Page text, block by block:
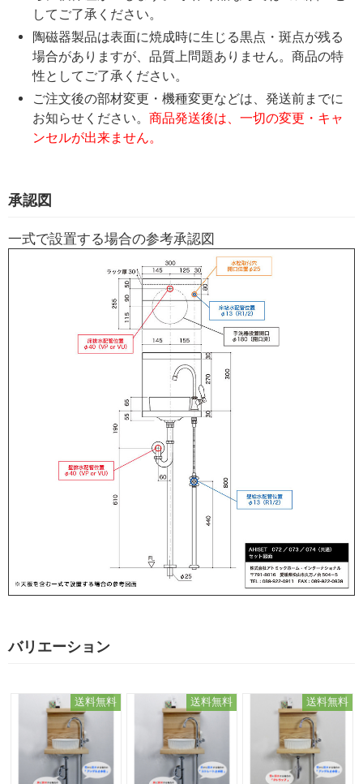
してご了承ください。
陶磁器製品は表面に焼成時に生じる黒点・斑点が残る
場合がありますが、品質上問題ありません。商品の特
性としてご了承ください。
ご注文後の部材変更・機種変更などは、発送前までに
お知らせください。 商品発送後は、一切の変更・キャ
ンセルが出来ません。
承認図
一式で設置する場合の参考承認図
バリエーション
送料無料 送料無料 送料無料